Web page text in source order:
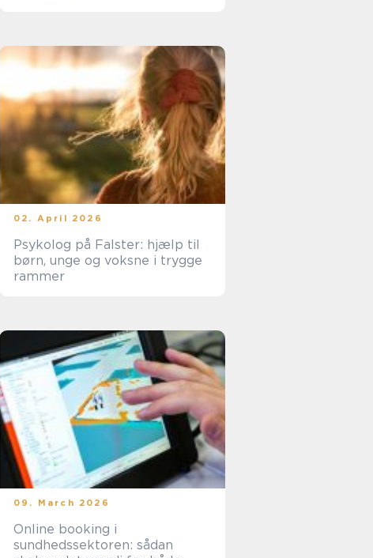
02. April 2026
Psykolog på Falster: hjælp til
børn, unge og voksne i trygge
rammer
09. March 2026
Online booking i
sundhedssektoren: sådan